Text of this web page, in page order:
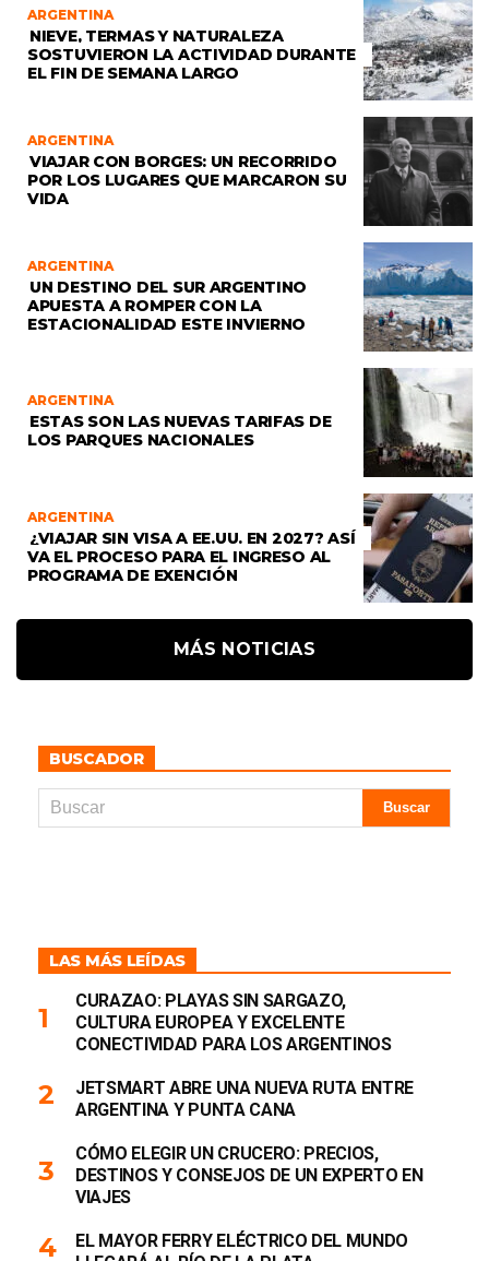
ARGENTINA
NIEVE, TERMAS Y NATURALEZA
SOSTUVIERON LA ACTIVIDAD DURANTE
EL FIN DE SEMANA LARGO
ARGENTINA
VIAJAR CON BORGES: UN RECORRIDO
POR LOS LUGARES QUE MARCARON SU
VIDA
ARGENTINA
UN DESTINO DEL SUR ARGENTINO
APUESTA A ROMPER CON LA
ESTACIONALIDAD ESTE INVIERNO
ARGENTINA
ESTAS SON LAS NUEVAS TARIFAS DE
LOS PARQUES NACIONALES
ARGENTINA
¿VIAJAR SIN VISA A EE.UU. EN 2027? ASÍ
VA EL PROCESO PARA EL INGRESO AL
PROGRAMA DE EXENCIÓN
MÁS NOTICIAS
BUSCADOR
LAS MÁS LEÍDAS
CURAZAO: PLAYAS SIN SARGAZO,
CULTURA EUROPEA Y EXCELENTE
CONECTIVIDAD PARA LOS ARGENTINOS
JETSMART ABRE UNA NUEVA RUTA ENTRE
ARGENTINA Y PUNTA CANA
CÓMO ELEGIR UN CRUCERO: PRECIOS,
DESTINOS Y CONSEJOS DE UN EXPERTO EN
VIAJES
EL MAYOR FERRY ELÉCTRICO DEL MUNDO